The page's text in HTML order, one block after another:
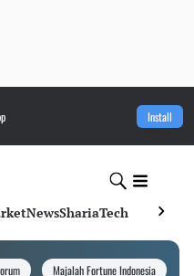
Install
NewsShariaTech
Majalah Fortune Indonesia